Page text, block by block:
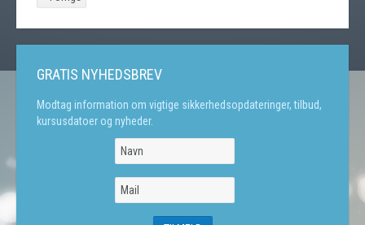
GRATIS NYHEDSBREV
Modtag information om vigtige sikkerhedsopdateringer, tilbud,
kursusdatoer og nyheder.